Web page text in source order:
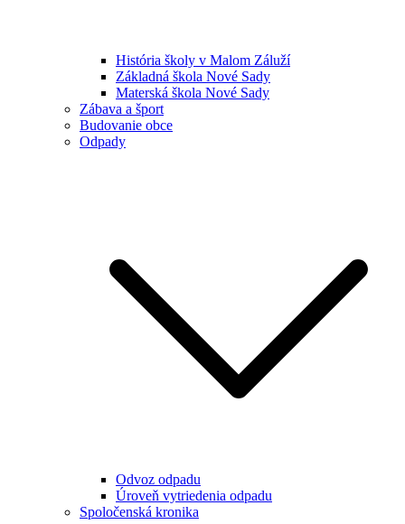
História školy v Malom Záluží
Základná škola Nové Sady
Materská škola Nové Sady
Zábava a šport
Budovanie obce
Odpady
Odvoz odpadu
Úroveň vytriedenia odpadu
Spoločenská kronika